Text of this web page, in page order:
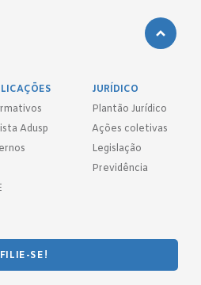
Adusp
JURÍDICO
Plantão Jurídico
Ações coletivas
Legislação
Previdência
FILIE-SE!